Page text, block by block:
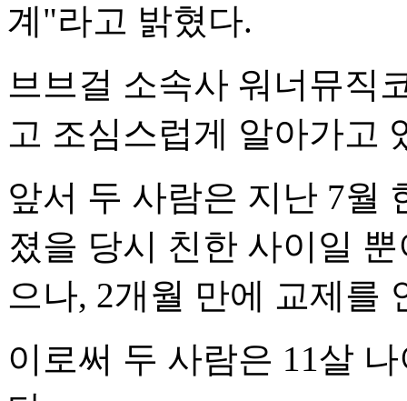
계"라고 밝혔다.
브브걸 소속사 워너뮤직
고 조심스럽게 알아가고
앞서 두 사람은 지난 7월
졌을 당시 친한 사이일
으나, 2개월 만에 교제를
이로써 두 사람은 11살